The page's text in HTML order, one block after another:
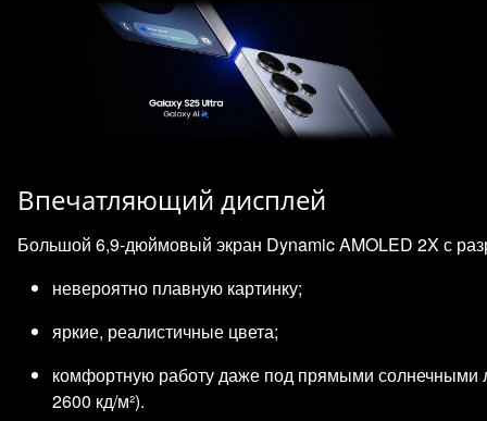
Впечатляющий дисплей
Большой 6,9‑дюймовый экран Dynamic AMOLED 2X с
невероятно плавную картинку;
яркие, реалистичные цвета;
комфортную работу даже под прямыми солнечными
2600 кд/м²).